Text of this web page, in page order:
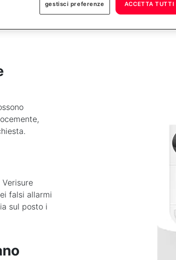
Protezione più
falsi allarmi
sul posto i
gestisci preferenze ACCETTA TUTTI